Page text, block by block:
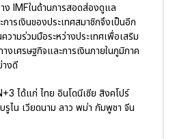
ง IMFในด้านการสอดส่องดูแล
ารเงินของประเทศสมาชิกจึงเป็นอีก
ามร่วมมือระหว่างประเทศเพื่อเสริม
งเศรษฐกิจและการเงินภายในภูมิภาค
างดี
ได้แก่ ไทย อินโดนีเซีย สิงคโปร์
รูไน เวียดนาม ลาว พม่า กัมพูชา จีน